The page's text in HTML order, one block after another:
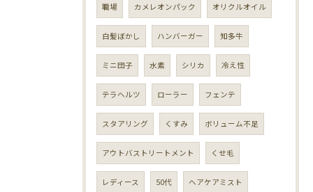
職場 カメレオンパック オリクルオイル
白髪ぼかし ハンバーガー 知多牛
ミニ団子 水素 シリカ 冷え性
テラヘルツ ローラー フェンテ
スタアリング くすみ ボリューム不足
アウトバストリートメント くせ毛
レディース 50代 ヘアケアミスト